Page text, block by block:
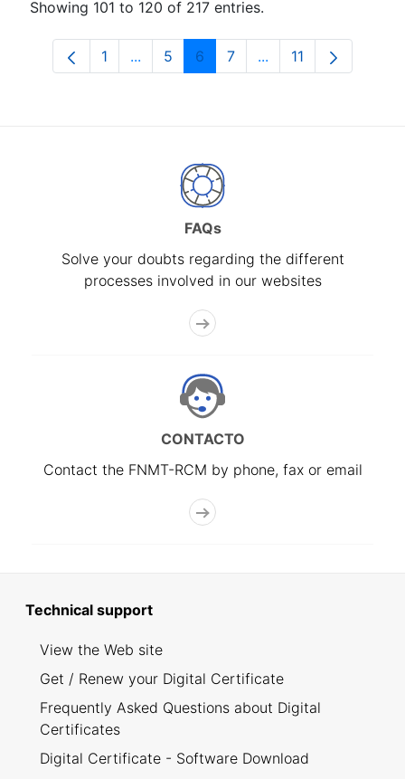
Showing 101 to 120 of 217 entries.
Page
1 ...Intermediate Pages Use TAB to
Page
5 Page
6 Page
7 ...Intermediate Pages
Page
11
FAQs
Solve your doubts regarding the different
processes involved in our websites
CONTACTO
Contact the FNMT-RCM by phone, fax or email
Technical support
View the Web site
Get / Renew your Digital Certificate
Frequently Asked Questions about Digital
Certificates
Digital Certificate - Software Download